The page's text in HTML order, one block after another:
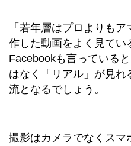
「若年層はプロよりも
作した動画をよく見てい
Facebookも言っている
はなく「リアル」が見れ
流となるでしょう。
撮影はカメラでなくスマ